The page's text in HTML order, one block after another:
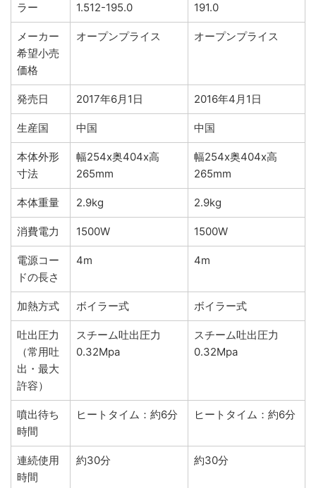
ラー
1.512-195.0
191.0
メーカー
希望小売
価格
オープンプライス オープンプライス
発売日 2017年6月1日 2016年4月1日
生産国 中国 中国
本体外形
寸法
幅254x奥404x高
265mm
幅254x奥404x高
265mm
本体重量 2.9kg 2.9kg
消費電力 1500W 1500W
電源コー
ドの長さ
4m 4m
加熱方式 ボイラー式 ボイラー式
吐出圧力
（常用吐
出・最大
許容）
スチーム吐出圧力
0.32Mpa
スチーム吐出圧力
0.32Mpa
噴出待ち
時間
ヒートタイム：約6分 ヒートタイム：約6分
連続使用
時間
約30分 約30分